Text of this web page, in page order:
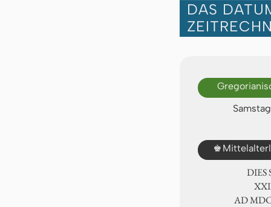
DAS
♚
DIES
AD